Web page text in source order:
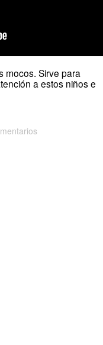
mocos. Sirve para
a estos niños e